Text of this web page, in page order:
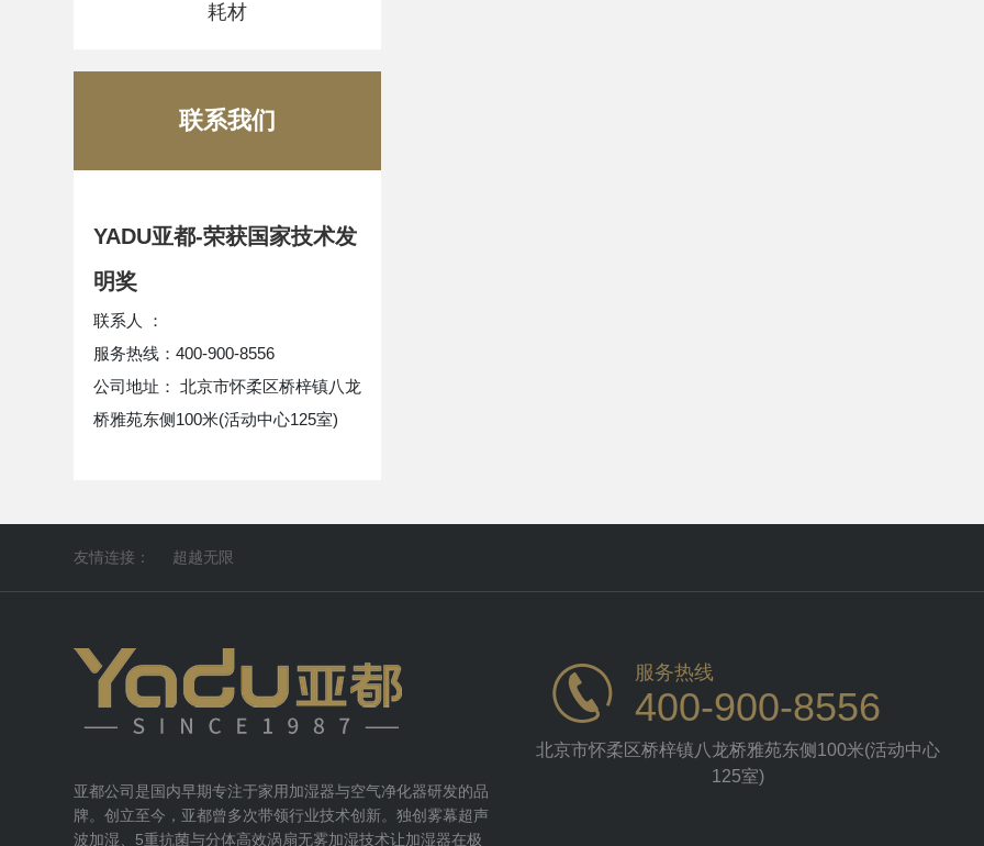
耗材
联系我们
YADU亚都-荣获国家技术发
明奖
联系人 ：
服务热线：400-900-8556
公司地址： 北京市怀柔区桥梓镇八龙
桥雅苑东侧100米(活动中心125室)
友情连接： 超越无限
亚都公司是国内早期专注于家用加湿器与空气净化器研发的品
牌。创立至今，亚都曾多次带领行业技术创新。独创雾幕超声
波加湿、5重抗菌与分体高效涡扇无雾加湿技术让加湿器在极
服务热线
400-900-8556
北京市怀柔区桥梓镇八龙桥雅苑东侧100米(活动中心
125室)